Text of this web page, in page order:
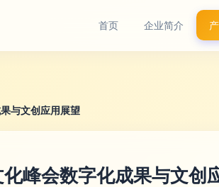
首页 企业简介
与文创应用展望
峰会数字化成果与文创